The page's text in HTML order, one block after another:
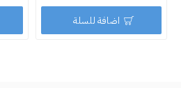
اضافة للسلة